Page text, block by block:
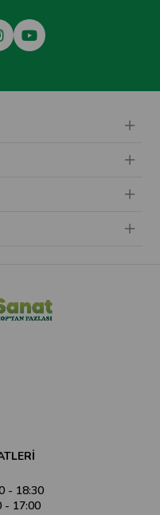
- 18:30
- 17:00